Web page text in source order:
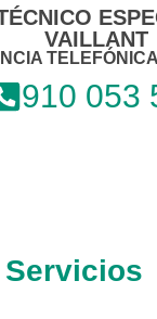
VAILLANT
910 053